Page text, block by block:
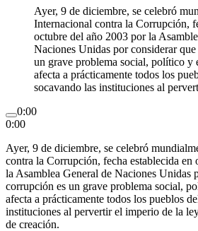
Ayer, 9 de diciembre, se celebró
Internacional contra la Corrupción,
octubre del año 2003 por la
Naciones Unidas por considerar
un grave problema social, político y
afecta a prácticamente todos los
socavando las instituciones al
0:00
0:00
Ayer, 9 de diciembre, se celebró
contra la Corrupción, fecha establecida en
la Asamblea General de Naciones Unidas
corrupción es un grave problema social,
afecta a prácticamente todos los pueblos
instituciones al pervertir el imperio de la
de creación.